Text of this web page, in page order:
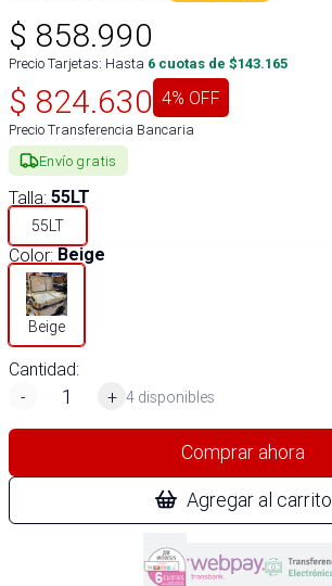
$ 858.990
Precio Tarjetas: Hasta 6 cuotas de $143.165
$ 824.630 4% OFF
Precio Transferencia Bancaria
Envío gratis
Talla: 55LT
55LT
Color: Beige
Beige
Cantidad:
-
+ 4 disponibles
Comprar ahora
Agregar al carrito